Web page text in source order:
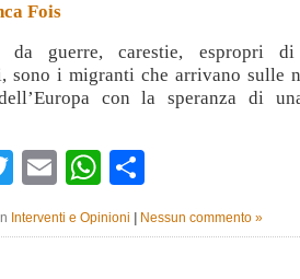
Fois
da guerre, carestie, espropri
sono i migranti che arrivano sulle
con la speranza di
TwitterEmailWhatsApp
Interventi e Opinioni | Nessun commento »